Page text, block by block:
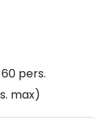
pers.
max)